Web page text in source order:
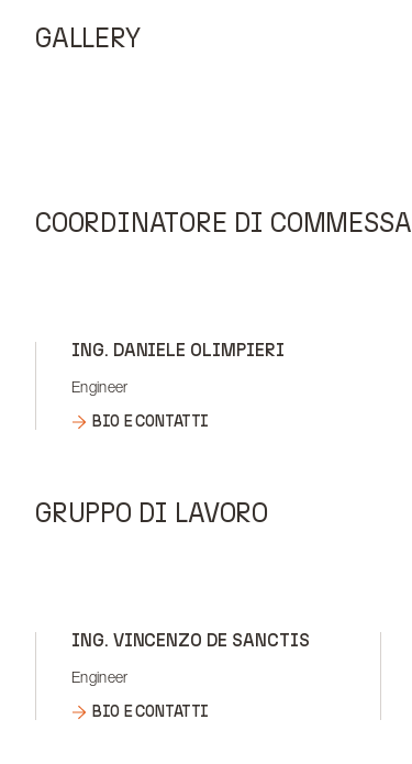
GALLERY
COORDINATORE DI COMMESSA
ING. DANIELE OLIMPIERI
Engineer
BIO E CONTATTI
GRUPPO DI LAVORO
ING. VINCENZO DE SANCTIS
Engineer
BIO E CONTATTI